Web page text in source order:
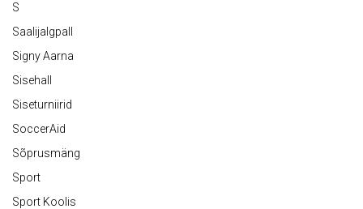
S
Saalijalgpall
Signy Aarna
Sisehall
Siseturniirid
SoccerAid
Sõprusmäng
Sport
Sport Koolis